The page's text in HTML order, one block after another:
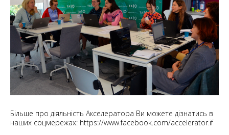
Більше про діяльність Акселератора Ви можете дізнатись в
наших соцмережах: https://www.facebook.com/accelerator.if